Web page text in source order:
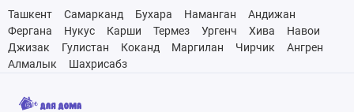
Ташкент Самарканд Бухара Наманган
Андижан
Фергана
Нукус Карши Термез Ургенч Хива
Навои
Джизак
Гулистан Коканд Маргилан Чирчик
Ангрен
Алмалык
Шахрисабз